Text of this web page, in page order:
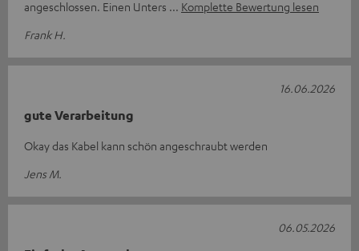
angeschlossen. Einen Unters
Komplette Bewertung lesen
Frank H.
gute Verarbeitung
Okay das Kabel kann schön angeschraubt werden
Jens M.
16.06.2026
06.05.2026